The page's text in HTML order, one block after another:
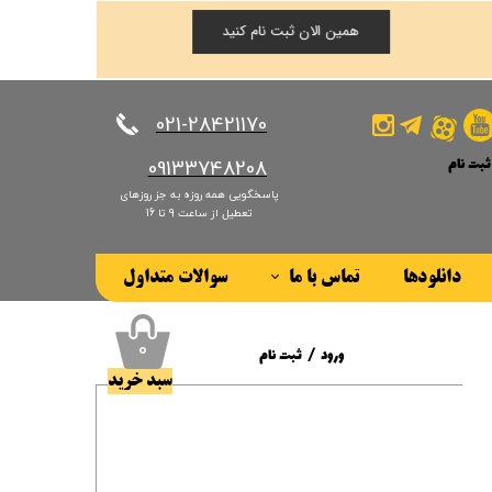
​​​​​​​021-28421170
​​​​​​​09133748208
پاسخگویی همه روزه به جز روزهای
تعطیل از ساعت 9 تا 16
دانلودها تماس با ما سوالات متداول
ثبت نام
من
واژه
همین الان ثبت نام کنید
۰
سبد خرید
ورود / ثبت نام
حساب کاربری من